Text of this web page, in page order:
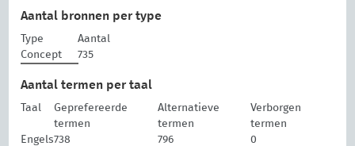
Aantal bronnen per type
Type
Aantal
Concept
735
Aantal termen per taal
Taal
Geprefereerde
termen
Alternatieve
termen
Verborgen
termen
Engels738 796 0